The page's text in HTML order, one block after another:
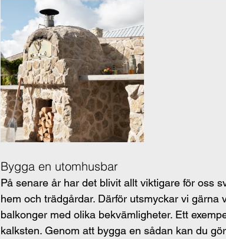
Bygga en utomhusbar
På senare år har det blivit allt viktigare för oss
hem och trädgårdar. Därför utsmyckar vi gärna
balkonger med olika bekvämligheter. Ett
kalksten. Genom att bygga en sådan kan du